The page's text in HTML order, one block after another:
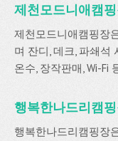
제천모드니애캠
제천모드니애캠핑장
며 잔디, 데크, 파쇄석
온수, 장작판매, Wi-Fi
행복한나드리캠
행복한나드리캠핑장